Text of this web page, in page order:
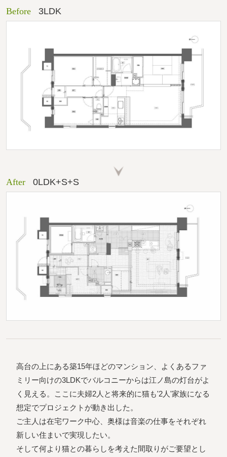
Before 3LDK
After 0LDK+S+S
高台の上にある築15年ほどのマンション、よくあるファ
ミリー向けの3LDKでバルコニーからは江ノ島の灯台がよ
く見える。ここに夫婦2人と将来的に猫も'2人'家族になる
想定でプロジェクトが動き出した。
ご主人は在宅ワーク中心、奥様は音楽の仕事をそれぞれ
新しい住まいで実現したい。
そして何より猫との暮らしを考えた間取りがご要望とし